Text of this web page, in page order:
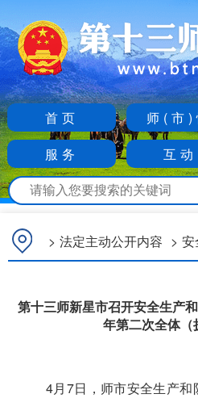
首页 师(市)
服务
互动
> 法定主动公开内容 > 安
第十三师新星市召开安全生产
年第二次全体（
4月7日，师市安全生产